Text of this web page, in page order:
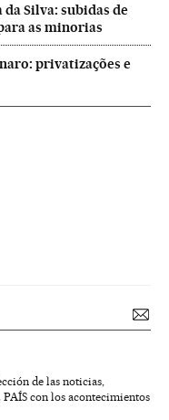
Silva: subidas de
as minorias
privatizações e
de las noticias,
con los acontecimientos